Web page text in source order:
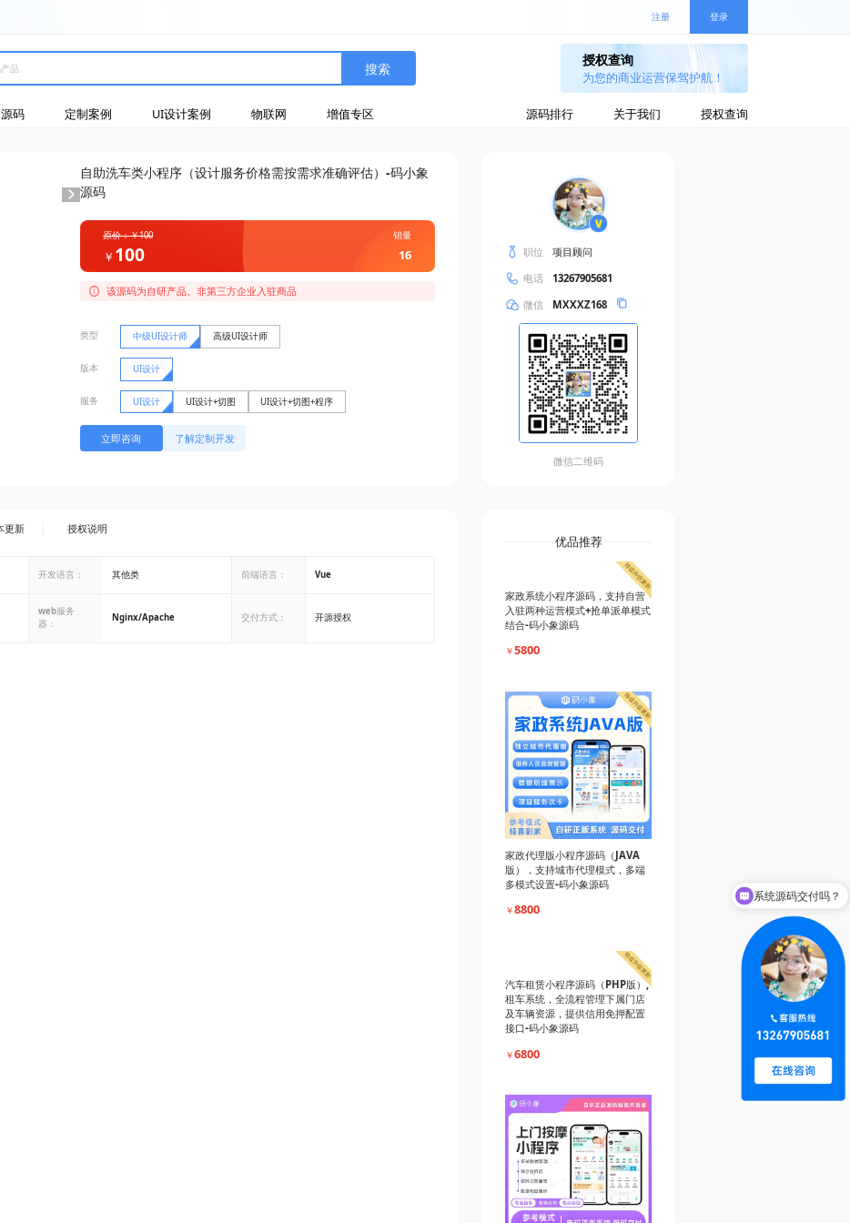
注册 登录
搜索
码 定制案例 UI设计案例 物联网 增值专区 源码排行 关于我们 授权查询
自助洗车类小程序（设计服务价格需按需求准确评估）-码小象
源码
原价：￥100 销量
￥ 100 16
该源码为自研产品。非第三方企业入驻商品
类型 中级UI设计师 高级UI设计师
版本 UI设计
服务 UI设计 UI设计+切图 UI设计+切图+程序
立即咨询 了解定制开发
职位
项目顾问
电话
13267905681
微信
MXXXZ168
微信二维码
更新 授权说明
开发语言： 其他类 前端语言： Vue
web服务
器：
Nginx/Apache 交付方式： 开源授权
优品推荐
家政系统小程序源码，支持自营
入驻两种运营模式+抢单派单模式
结合-码小象源码
￥5800
家政代理版小程序源码（JAVA
版），支持城市代理模式，多端
多模式设置-码小象源码
￥8800
汽车租赁小程序源码（PHP版）,
租车系统，全流程管理下属门店
及车辆资源，提供信用免押配置
接口-码小象源码
￥6800
系统源码交付吗？